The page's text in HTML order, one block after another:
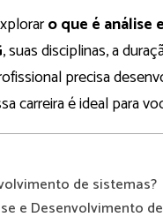
o que é
, suas disciplinas, a
precisa
carreira é ideal para
de sistemas?
e Desenvolvimento